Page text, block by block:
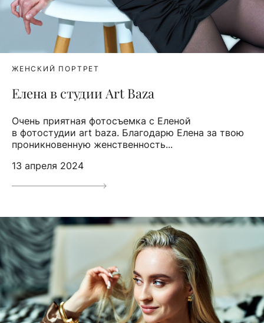
ЖЕНСКИЙ ПОРТРЕТ
Елена в студии Art Baza
Очень приятная фотосъемка с Еленой
в фотостудии art baza. Благодарю Елена за твою
проникновенную женственность...
13 апреля 2024